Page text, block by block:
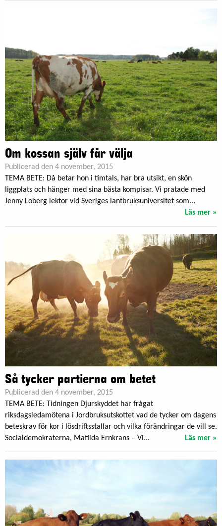
Om kossan själv får välja
Publicerad den 4 november, 2015
TEMA BETE: Då betar hon i timtals, har bra utsikt, en skön
liggplats och hänger med sina bästa kompisar. Vi pratade med
Jenny Loberg lektor vid Sveriges lantbruksuniversitet som...
Läs mer »
Så tycker partierna om betet
Publicerad den 4 november, 2015
TEMA BETE: Tidningen Djurskyddet har frågat
riksdagsledamötena i Jordbruksutskottet vad de tycker om dagens
beteskrav för kor i lösdriftsstallar och vilka förändringar de vill se.
Socialdemokraterna, Matilda Ernkrans – Vi...
Läs mer »